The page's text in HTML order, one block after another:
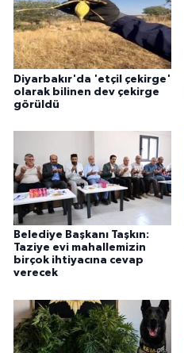
Diyarbakır'da 'etçil çekirge'
olarak bilinen dev çekirge
görüldü
Belediye Başkanı Taşkın:
Taziye evi mahallemizin
birçok ihtiyacına cevap
verecek